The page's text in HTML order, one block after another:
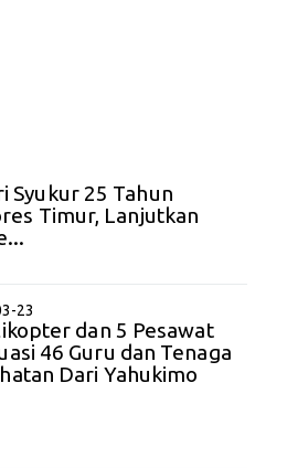
Syukur 25 Tahun
Timur, Lanjutkan
23
dan 5 Pesawat
46 Guru dan Tenaga
Dari Yahukimo